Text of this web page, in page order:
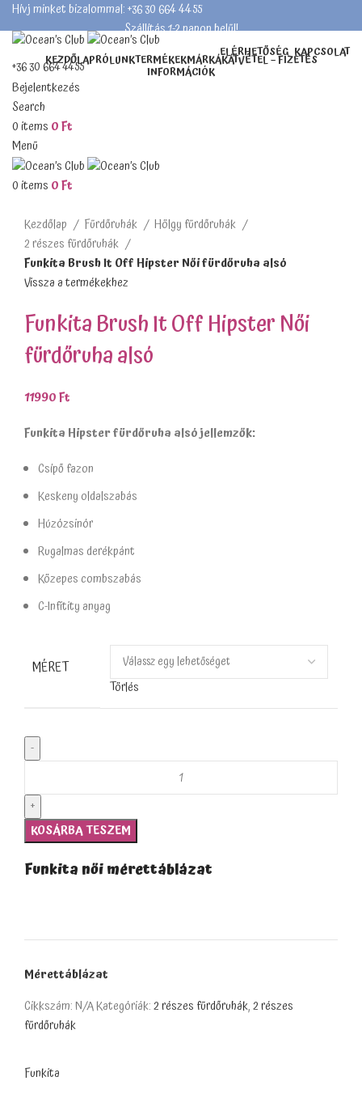
Hívj minket bizalommal: +36 30 664 4455
Szállítás 1-2 napon belül!
ELÉRHETŐSÉG KAPCSOLAT
+36 30 664 4455
Szállítás 1-2 napon belül!
KEZDŐLAPRÓLUNKTERMÉKEKMÁRKÁKÁTVÉTEL – FIZETÉS
INFORMÁCIÓK
Bejelentkezés
Search
0items 0Ft
Menü
0items 0Ft
Teljes méret
Kezdőlap Fürdőruhák
Hölgy fürdőruhák
2 részes fürdőruhák
Funkita Brush It Off Hipster Női fürdőruha alsó
Vissza a termékekhez
Funkita Brush It Off Hipster Női
fürdőruha alsó
11990Ft
Funkita Hipster fürdőruha alsó jellemzők:
Csípő fazon
Keskeny oldalszabás
Húzózsinór
Rugalmas derékpánt
Közepes combszabás
C-Infitity anyag
MÉRET
Törlés
KOSÁRBA TESZEM
Funkita női mérettáblázat
Mérettáblázat
Cikkszám:N/AKategóriák:2 részes fürdőruhák,2 részes
fürdőruhák
Funkita